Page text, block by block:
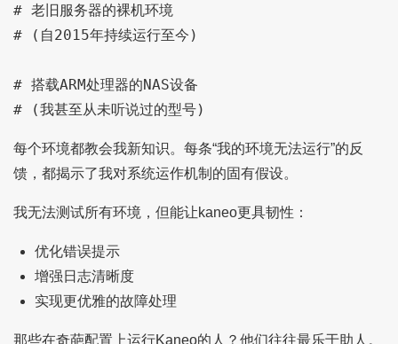
# 老旧服务器的裸机环境
# (自2015年持续运行至今)
# 搭载ARM处理器的NAS设备
每个环境都教会我新知识。每条“我的环境无法运行”的反
馈，都揭示了我对系统运作机制的固有假设。
我无法测试所有环境，但能让kaneo更具韧性：
优化错误提示
增强日志清晰度
实现更优雅的故障处理
那些在奇葩配置上运行Kaneo的人？他们往往最乐于助人。